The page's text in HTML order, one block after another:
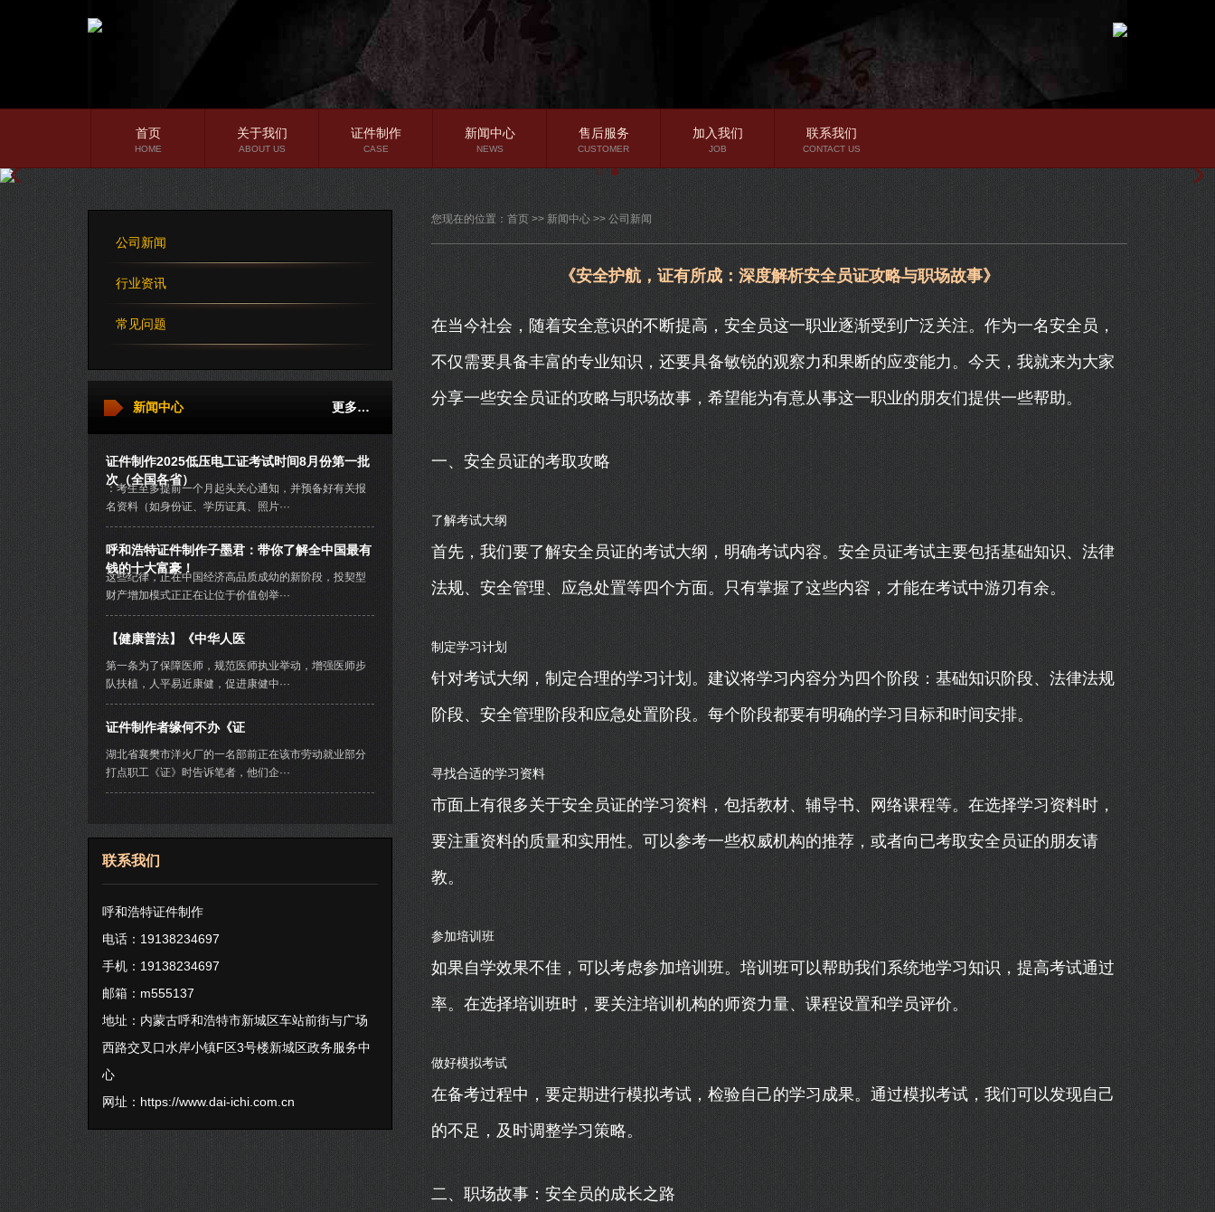
行业资讯
常见问题
首页
HOME
关于我们
ABOUT US
证件制作
CASE
新闻中心
NEWS
售后服务
CUSTOMER
加入我们
JOB
联系我们
CONTACT US
公司新闻
行业资讯
常见问题
更多…
新闻中心
证件制作2025低压电工证考试时间8月份第一批
次（全国各省）
：考生至多提前一个月起头关心通知，并预备好有关报
名资料（如身份证、学历证真、照片···
呼和浩特证件制作子墨君：带你了解全中国最有
钱的十大富豪！
这些纪律，正在中国经济高品质成幼的新阶段，投契型
财产增加模式正正在让位于价值创举···
【健康普法】《中华人医
第一条为了保障医师，规范医师执业举动，增强医师步
队扶植，人平易近康健，促进康健中···
证件制作者缘何不办《证
湖北省襄樊市洋火厂的一名部前正在该市劳动就业部分
打点职工《证》时告诉笔者，他们企···
联系我们
呼和浩特证件制作
电话：19138234697
手机：19138234697
邮箱：m555137
地址：内蒙古呼和浩特市新城区车站前街与广场
西路交叉口水岸小镇F区3号楼新城区政务服务中
心
网址： https://www.dai-ichi.com.cn
您现在的位置： 首页 >> 新闻中心 >> 公司新闻
《安全护航，证有所成：深度解析安全员证攻略与职场故事》
在当今社会，随着安全意识的不断提高，安全员这一职业逐渐受到广泛关注。作为一名安全员，
不仅需要具备丰富的专业知识，还要具备敏锐的观察力和果断的应变能力。今天，我就来为大家
分享一些安全员证的攻略与职场故事，希望能为有意从事这一职业的朋友们提供一些帮助。
一、安全员证的考取攻略
了解考试大纲
首先，我们要了解安全员证的考试大纲，明确考试内容。安全员证考试主要包括基础知识、法律
法规、安全管理、应急处置等四个方面。只有掌握了这些内容，才能在考试中游刃有余。
制定学习计划
针对考试大纲，制定合理的学习计划。建议将学习内容分为四个阶段：基础知识阶段、法律法规
阶段、安全管理阶段和应急处置阶段。每个阶段都要有明确的学习目标和时间安排。
寻找合适的学习资料
市面上有很多关于安全员证的学习资料，包括教材、辅导书、网络课程等。在选择学习资料时，
要注重资料的质量和实用性。可以参考一些权威机构的推荐，或者向已考取安全员证的朋友请
教。
参加培训班
如果自学效果不佳，可以考虑参加培训班。培训班可以帮助我们系统地学习知识，提高考试通过
率。在选择培训班时，要关注培训机构的师资力量、课程设置和学员评价。
做好模拟考试
在备考过程中，要定期进行模拟考试，检验自己的学习成果。通过模拟考试，我们可以发现自己
的不足，及时调整学习策略。
二、职场故事：安全员的成长之路